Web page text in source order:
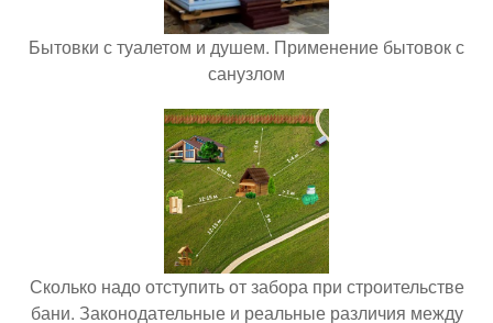
Бытовки с туалетом и душем. Применение бытовок с
санузлом
Сколько надо отступить от забора при строительстве
бани. Законодательные и реальные различия между